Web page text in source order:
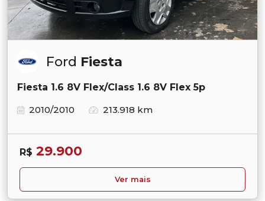
Ford Fiesta
Fiesta 1.6 8V Flex/Class 1.6 8V Flex 5p
2010/2010
213.918 km
R$ 29.900
Ver mais